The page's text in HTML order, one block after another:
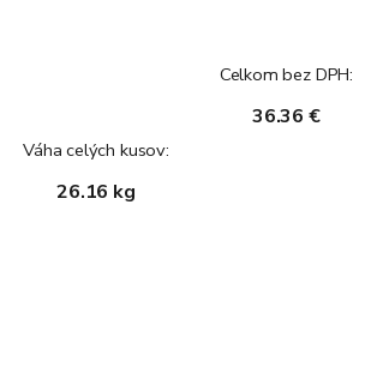
Váha celých kusov:
26.16 kg
Celkom bez DPH:
36.36 €